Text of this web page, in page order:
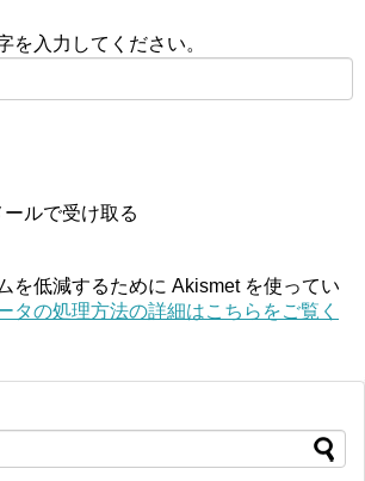
を入力してください。
ルで受け取る
を低減するために Akismet を使ってい
タの処理方法の詳細はこちらをご覧く